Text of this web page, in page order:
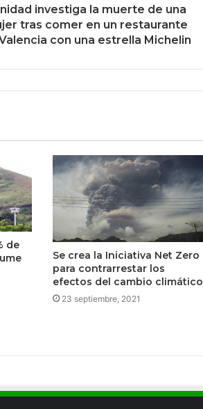
investiga la muerte de una
tras comer en un restaurante
con una estrella Michelin
de
Se crea la Iniciativa Net Zero
para contrarrestar los
efectos del cambio climático
23 septiembre, 2021